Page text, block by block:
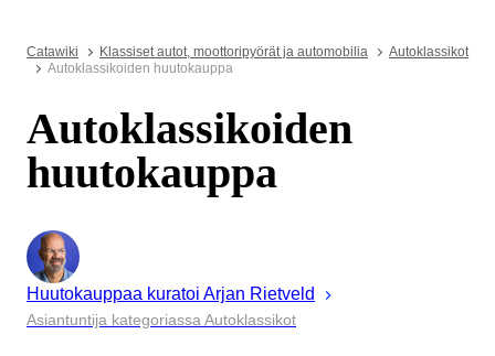
Catawiki Klassiset autot, moottoripyörät ja automobilia
Autoklassikot
Autoklassikoiden huutokauppa
Autoklassikoiden
huutokauppa
Huutokauppaa kuratoi Arjan Rietveld
Asiantuntija kategoriassa Autoklassikot